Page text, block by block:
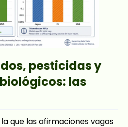
pesticidas y
las
que las afirmaciones vagas